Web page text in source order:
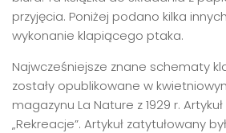
przyjęcia. Poniżej podano kilka
wykonanie klapiącego ptaka.
Najwcześniejsze znane schematy
zostały opublikowane w
magazynu La Nature z 1929 r. Artykuł
„Rekreacje”. Artykuł zatytułowany